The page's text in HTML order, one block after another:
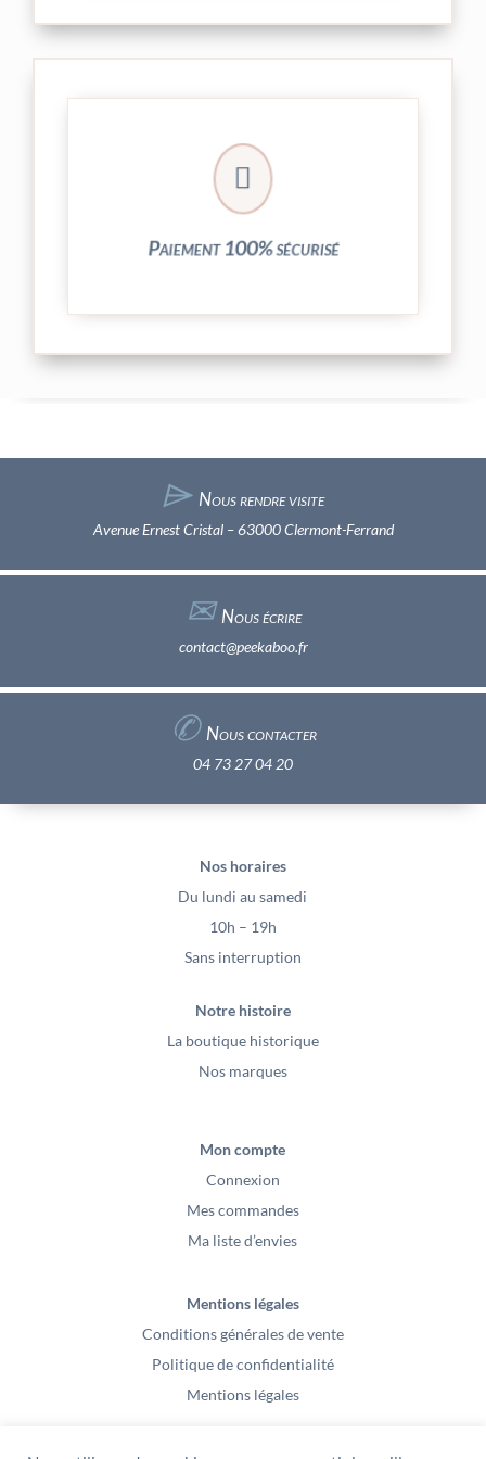

Paiement 100% sécurisé
Vos transactions par carte bancaire sont
entièrement sécurisées grâce au système
crypté de notre partenaire PayPlug.
⌲ Nous rendre visite
Avenue Ernest Cristal – 63000 Clermont-Ferrand
✉︎Nous écrire
contact@peekaboo.fr
✆ Nous contacter
04 73 27 04 20
Nos horaires
Du lundi au samedi
10h – 19h
Sans interruption
Notre histoire
La boutique historique
Nos marques
Mon compte
Connexion
Mes commandes
Ma liste d’envies
Mentions légales
Conditions générales de vente
Politique de confidentialité
Mentions légales